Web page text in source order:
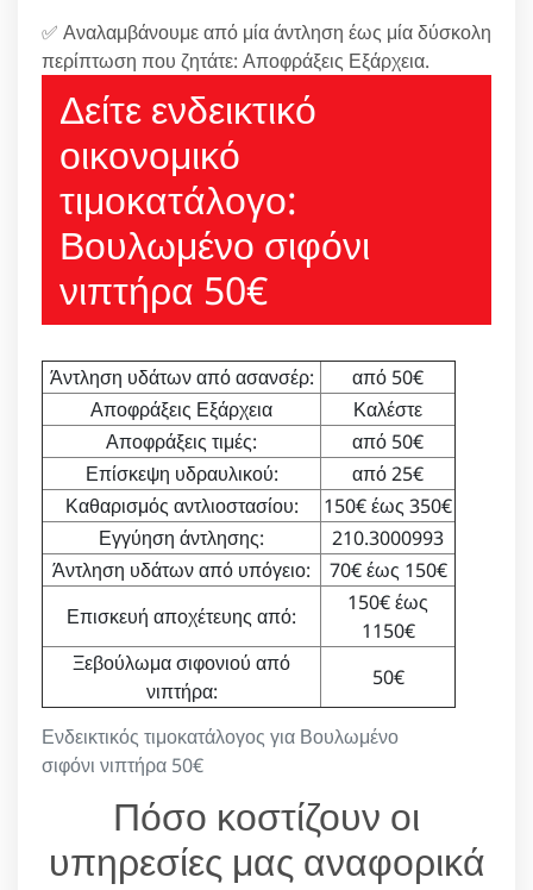
✅ Αναλαμβάνουμε από μία άντληση έως μία δύσκολη
περίπτωση που ζητάτε: Αποφράξεις Εξάρχεια.
Δείτε ενδεικτικό
οικονομικό
τιμοκατάλογο:
Βουλωμένο σιφόνι
νιπτήρα 50€
Ενδεικτικός τιμοκατάλογος για Βουλωμένο
σιφόνι νιπτήρα 50€
Άντληση υδάτων από ασανσέρ:
από 50€
Αποφράξεις Εξάρχεια
Καλέστε
Αποφράξεις τιμές:
από 50€
Επίσκεψη υδραυλικού:
από 25€
Καθαρισμός αντλιοστασίου:
150€ έως 350€
Εγγύηση άντλησης:
210.3000993
Άντληση υδάτων από υπόγειο:
70€ έως 150€
Επισκευή αποχέτευης από:
150€ έως
1150€
Ξεβούλωμα σιφονιού από
νιπτήρα:
50€
Πόσο κοστίζουν οι
υπηρεσίες μας αναφορικά